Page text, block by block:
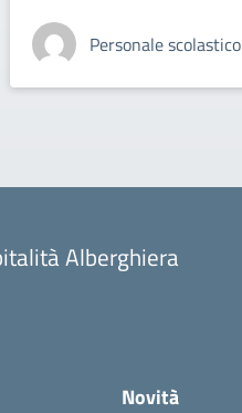
Personale scolastico
Alberghiera
Novità